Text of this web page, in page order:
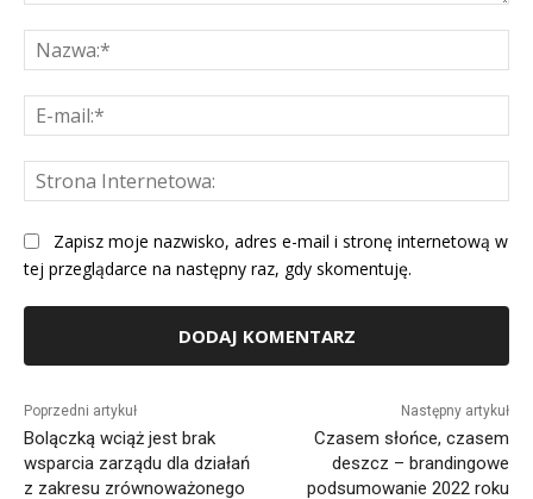
Zapisz moje nazwisko, adres e-mail i stronę internetową w
tej przeglądarce na następny raz, gdy skomentuję.
Poprzedni artykuł
Bolączką wciąż jest brak
wsparcia zarządu dla działań
z zakresu zrównoważonego
Następny artykuł
Czasem słońce, czasem
deszcz – brandingowe
podsumowanie 2022 roku